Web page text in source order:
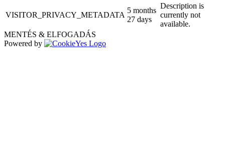
VISITOR_PRIVACY_METADATA
5 months
27 days
Description is
currently not
available.
MENTÉS & ELFOGADÁS
Powered by